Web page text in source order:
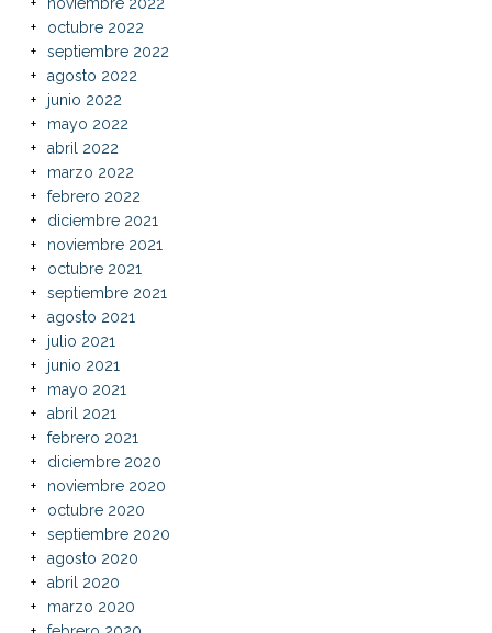
octubre 2022
septiembre 2022
agosto 2022
junio 2022
mayo 2022
abril 2022
marzo 2022
febrero 2022
diciembre 2021
noviembre 2021
octubre 2021
septiembre 2021
agosto 2021
julio 2021
junio 2021
mayo 2021
abril 2021
febrero 2021
diciembre 2020
noviembre 2020
octubre 2020
septiembre 2020
agosto 2020
abril 2020
marzo 2020